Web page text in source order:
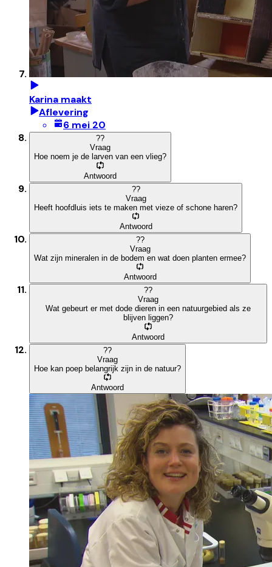
Karina maakt
Aflevering
6 mei 20
??
Vraag
Hoe noem je de larven van een vlieg?
Antwoord
??
Vraag
Heeft hoofdluis iets te maken met vieze of schone haren?
Antwoord
??
Vraag
Wat zijn mineralen in de bodem en wat doen planten ermee?
Antwoord
??
Vraag
Wat gebeurt er met dode dieren in een natuurgebied als ze
blijven liggen?
Antwoord
??
Vraag
Hoe kan poep belangrijk zijn in de natuur?
Antwoord